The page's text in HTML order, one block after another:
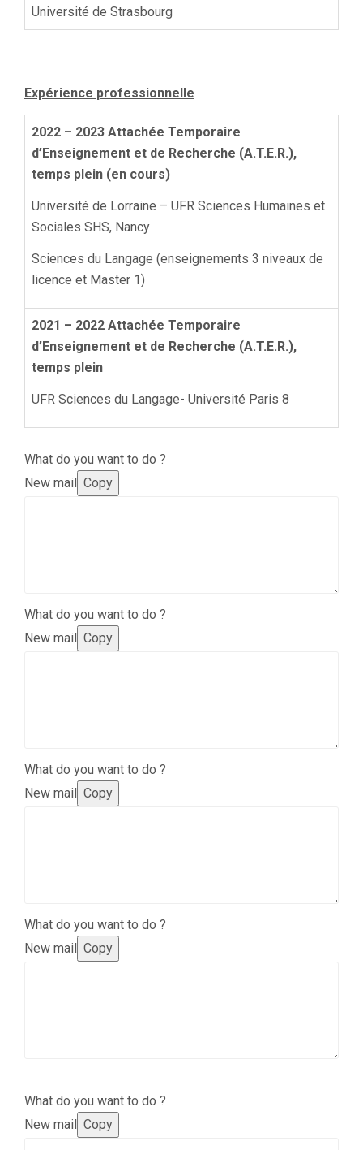
Université de Strasbourg
Expérience professionnelle
2022 – 2023 Attachée Temporaire
d’Enseignement et de Recherche (A.T.E.R.),
temps plein (en cours)
Université de Lorraine – UFR Sciences Humaines et
Sociales SHS, Nancy
Sciences du Langage (enseignements 3 niveaux de
licence et Master 1)
2021 – 2022 Attachée Temporaire
d’Enseignement et de Recherche (A.T.E.R.),
temps plein
UFR Sciences du Langage- Université Paris 8
What do you want to do ?
New mail Copy
What do you want to do ?
New mail Copy
What do you want to do ?
New mail Copy
What do you want to do ?
New mail Copy
What do you want to do ?
New mail Copy